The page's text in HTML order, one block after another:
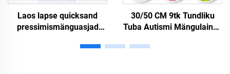
Laos lapse quicksand
pressimismänguasjad
laste vabastada survet
30/50 CM 9tk Tundliku
Tuba Autismi Mängulained
Laste Tundlik